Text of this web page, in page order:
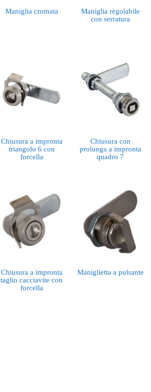
Maniglia cromata
Maniglia regolabile
con serratura
Chiusura a impronta
triangolo 6 con
forcella
Chiusura con
prolunga a impronta
quadro 7
Chiusura a impronta
taglio cacciavite con
forcella
Maniglietta a pulsante